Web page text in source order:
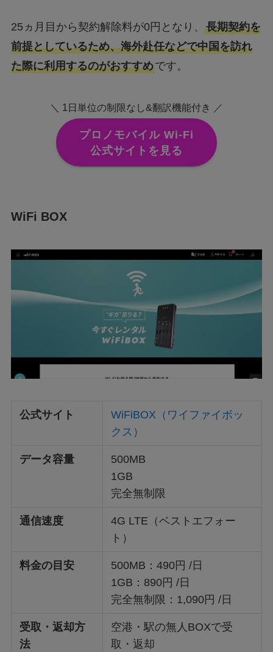
25ヵ月目から契約解除料が0円となり、 長期契約を
前提としているため、海外赴任などで中国を訪れ
た際に利用するのがおすすめです。
＼ 1日単位の制限なし&翻訳機能付き ／
プロノモバイル Wi-Fi
公式サイトを見る
WiFi BOX
公式サイト
WiFiBOX（ワイファイボッ
クス）
データ容量
500MB
1GB
完全無制限
通信速度
4G LTE（ベストエフォー
ト）
料金の目安
500MB：490円 /日
1GB：890円 /日
完全無制限：1,090円 /日
受取・返却方
法
空港・駅の無人BOXで受
取・返却